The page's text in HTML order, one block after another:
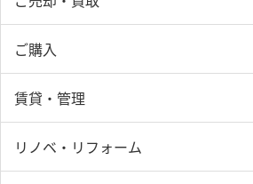
ご購入
賃貸・管理
リノベ・リフォーム